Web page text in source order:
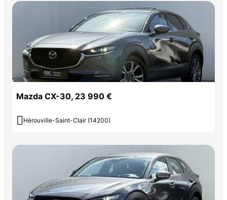
Mazda CX-30, 23 990 €
 Hérouville-Saint-Clair (14200)